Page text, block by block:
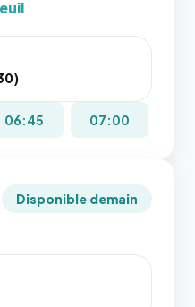
06:45 07:00
Disponible demain